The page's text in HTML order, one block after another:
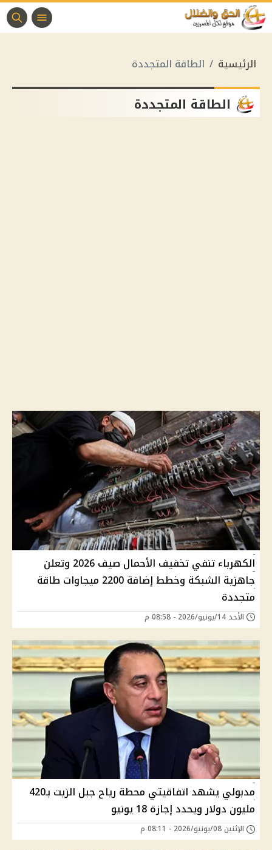
الرئيسية الطاقة المتجددة
الطاقة المتجددة
الكهرباء تنفي تخفيف الأحمال صيف 2026 وتعلن
جاهزية الشبكة وخطط إضافة 2200 ميجاوات طاقة
متجددة
الأحد 14/يونيو/2026 - 08:58 م
مدبولي يشهد اتفاقيتي محطة رياح جبل الزيت بـ420
مليون دولار ويحدد إجازة 18 يونيو
الإثنين 08/يونيو/2026 - 08:11 م